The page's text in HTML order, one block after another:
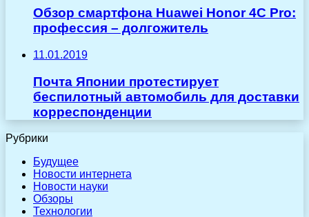
Обзор смартфона Huawei Honor 4C Pro:
профессия – долгожитель
11.01.2019
Почта Японии протестирует
беспилотный автомобиль для доставки
корреспонденции
Рубрики
Будущее
Новости интернета
Новости науки
Обзоры
Технологии